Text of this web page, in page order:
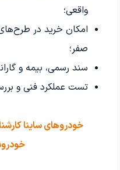
واقعی؛
امکان خرید در
صفر؛
سند رسمی، بیمه و
تست عملکرد فنی و
خودروهای ساینا